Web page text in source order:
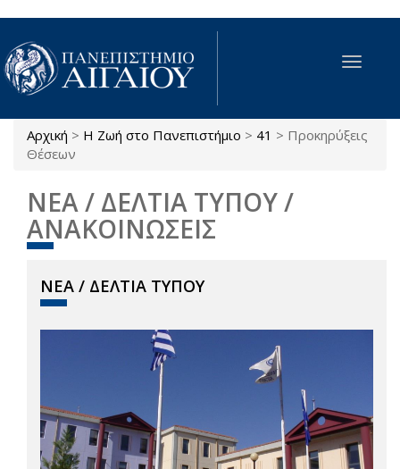
Παράκαμψη προς το κυρίως περιεχόμενο
Toggle
Είστε εδώ
Αρχική > Η Ζωή στο Πανεπιστήμιο > 41 > Προκηρύξεις
Θέσεων
ΝΕΑ / ΔΕΛΤΙΑ ΤΥΠΟΥ /
ΑΝΑΚΟΙΝΩΣΕΙΣ
ΝΕΑ / ΔΕΛΤΙΑ ΤΥΠΟΥ